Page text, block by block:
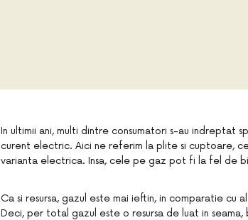
In ultimii ani, multi dintre consumatori s-au
curent electric. Aici ne referim la plite si cuptoare,
varianta electrica. Insa, cele pe gaz pot fi la fel de
Ca si resursa, gazul este mai ieftin, in comparatie cu
Deci, per total gazul este o resursa de luat in